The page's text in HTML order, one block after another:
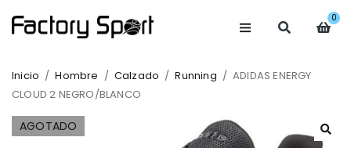
0
Inicio / Hombre / Calzado / Running / ADIDAS ENERGY
CLOUD 2 NEGRO/BLANCO
AGOTADO